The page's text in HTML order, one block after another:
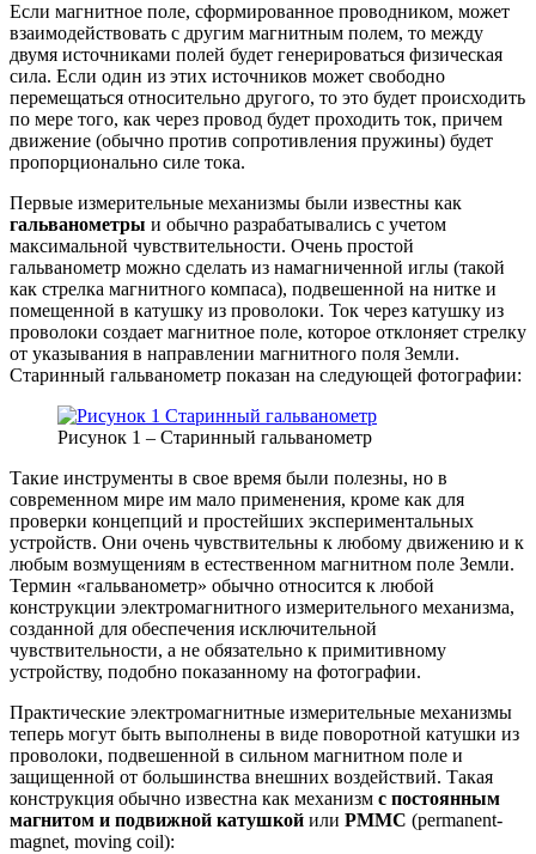
Если магнитное поле, сформированное проводником, может
взаимодействовать с другим магнитным полем, то между
двумя источниками полей будет генерироваться физическая
сила. Если один из этих источников может свободно
перемещаться относительно другого, то это будет происходить
по мере того, как через провод будет проходить ток, причем
движение (обычно против сопротивления пружины) будет
пропорционально силе тока.
Первые измерительные механизмы были известны как
гальванометры и обычно разрабатывались с учетом
максимальной чувствительности. Очень простой
гальванометр можно сделать из намагниченной иглы (такой
как стрелка магнитного компаса), подвешенной на нитке и
помещенной в катушку из проволоки. Ток через катушку из
проволоки создает магнитное поле, которое отклоняет стрелку
от указывания в направлении магнитного поля Земли.
Старинный гальванометр показан на следующей фотографии:
Рисунок 1 – Старинный гальванометр
Такие инструменты в свое время были полезны, но в
современном мире им мало применения, кроме как для
проверки концепций и простейших экспериментальных
устройств. Они очень чувствительны к любому движению и к
любым возмущениям в естественном магнитном поле Земли.
Термин «гальванометр» обычно относится к любой
конструкции электромагнитного измерительного механизма,
созданной для обеспечения исключительной
чувствительности, а не обязательно к примитивному
устройству, подобно показанному на фотографии.
Практические электромагнитные измерительные механизмы
теперь могут быть выполнены в виде поворотной катушки из
проволоки, подвешенной в сильном магнитном поле и
защищенной от большинства внешних воздействий. Такая
конструкция обычно известна как механизм с постоянным
магнитом и подвижной катушкой или PMMC (permanent-
magnet, moving coil):